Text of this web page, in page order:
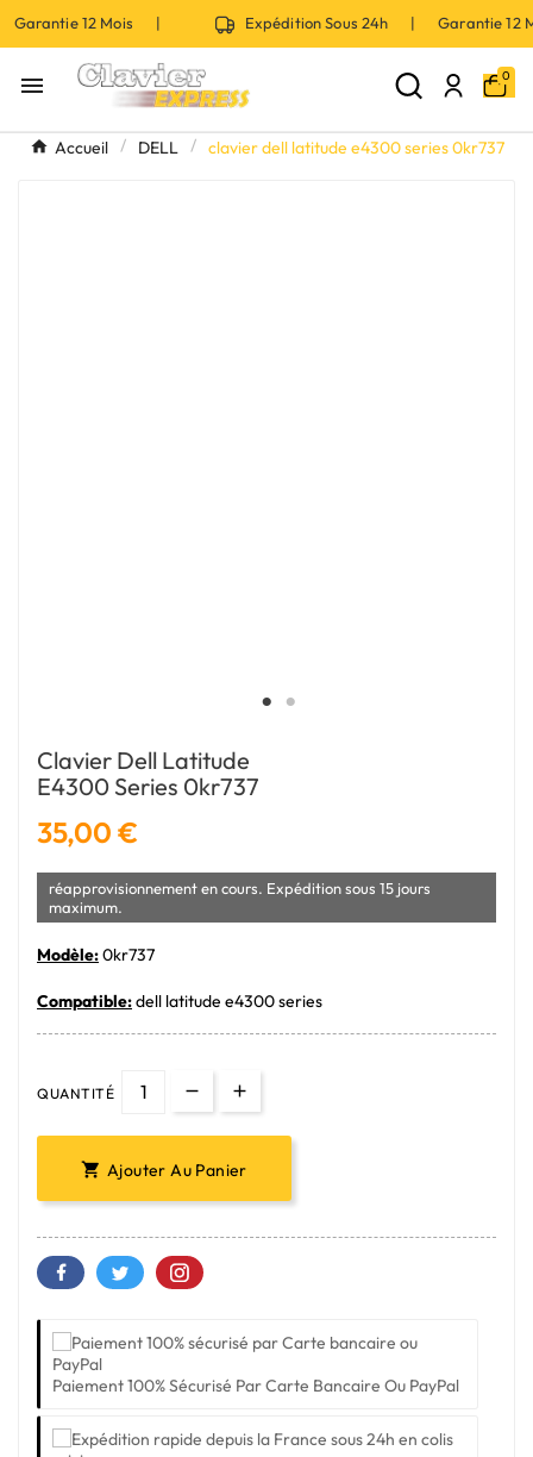
12 Mois | Expédition Sous 24h | Garantie
 0
Accueil DELL clavier dell latitude e4300 series 0kr737
Clavier Dell Latitude
E4300 Series 0kr737
35,00 €
réapprovisionnement en cours. Expédition sous 15 jours
maximum.
Modèle:0kr737
Compatible:dell latitude e4300 series
QUANTITÉ
 Ajouter Au Panier
Paiement 100% Sécurisé Par Carte Bancaire Ou PayPal